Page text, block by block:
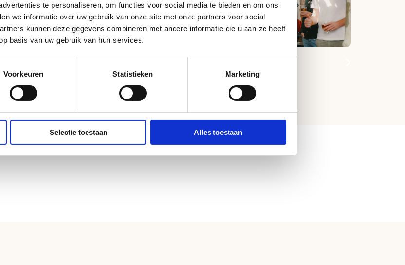
te personaliseren, om functies voor social media te bieden en om ons
we informatie over uw gebruik van onze site met onze partners voor social
kunnen deze gegevens combineren met andere informatie die u aan ze heeft
basis van uw gebruik van hun services.
Voorkeuren Statistieken Marketing
Selectie toestaan Alles toestaan
Een proeverij voor groepen